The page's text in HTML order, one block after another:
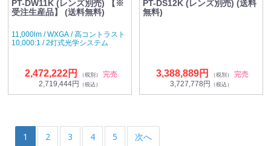
PT-DW11K (レンズ別売) 【※
受注生産品】 (送料無料)
11,000lm / WXGA / 高コントラスト
10,000:1 / 2灯式光学システム
2,472,222円 （税別）
完売
2,719,444円 （税込）
PT-DS12K (レンズ別売) (送料
無料)
3,388,889円 （税別）
完売
3,727,778円 （税込）
1 2 3 4 5 次へ